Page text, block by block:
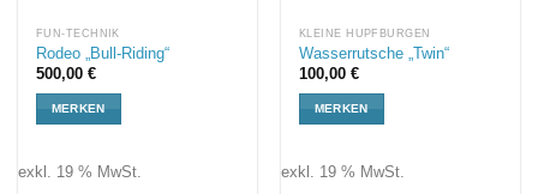
FUN-TECHNIK
Rodeo „Bull-Riding“
500,00 €
MERKEN
exkl. 19 % MwSt.
KLEINE HÜPFBURGEN
Wasserrutsche „Twin“
100,00 €
MERKEN
exkl. 19 % MwSt.